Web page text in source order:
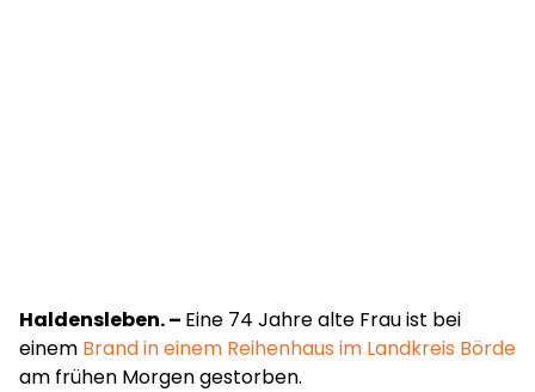
Haldensleben. – Eine 74 Jahre alte Frau ist bei
einem Brand in einem Reihenhaus im Landkreis Börde
am frühen Morgen gestorben.